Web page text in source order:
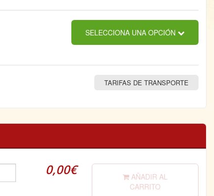
SELECCIONA UNA OPCIÓN
TARIFAS DE TRANSPORTE
0,00€
AÑADIR AL
CARRITO